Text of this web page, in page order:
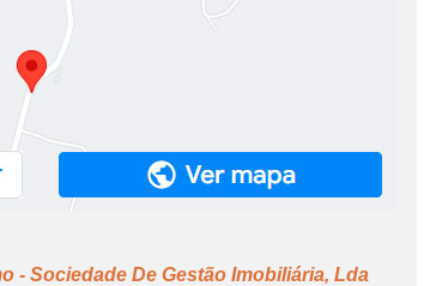
- Sociedade De Gestão Imobiliária, Lda